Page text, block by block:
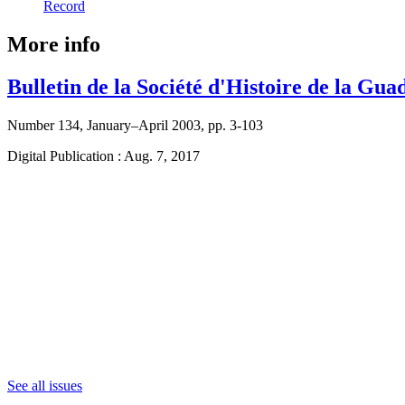
Record
More info
Bulletin de la Société d'Histoire de la
Number 134, January–April 2003, pp. 3-103
Digital Publication : Aug. 7, 2017
See all issues